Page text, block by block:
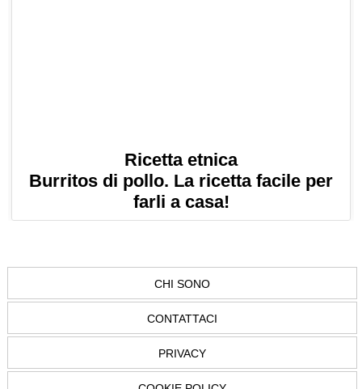
Ricetta etnica
Burritos di pollo. La ricetta facile per
farli a casa!
CHI SONO
CONTATTACI
PRIVACY